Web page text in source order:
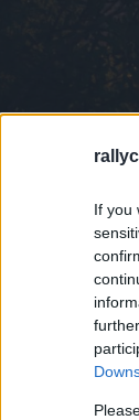
If you
1.